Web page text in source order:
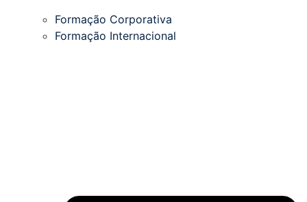
Formação Corporativa
Formação Internacional